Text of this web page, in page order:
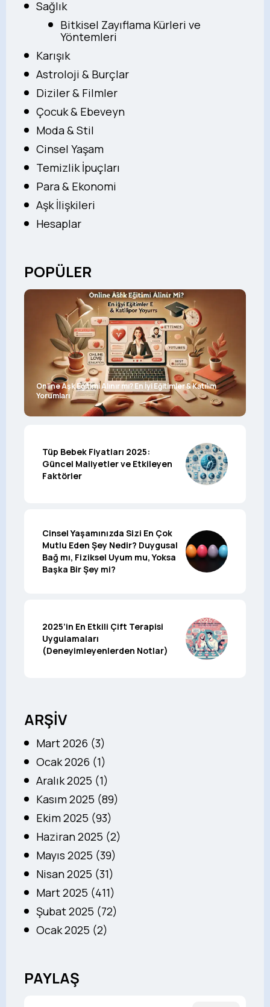
Sağlık
Bitkisel Zayıflama Kürleri ve
Yöntemleri
Karışık
Astroloji & Burçlar
Diziler & Filmler
Çocuk & Ebeveyn
Moda & Stil
Cinsel Yaşam
Temizlik İpuçları
Para & Ekonomi
Aşk İlişkileri
Hesaplar
POPÜLER
Online Aşk Eğitimi Alınır mı? En İyi Eğitimler & Katılım
Yorumları
Tüp Bebek Fiyatları 2025:
Güncel Maliyetler ve Etkileyen
Faktörler
Cinsel Yaşamınızda Sizi En Çok
Mutlu Eden Şey Nedir? Duygusal
Bağ mı, Fiziksel Uyum mu, Yoksa
Başka Bir Şey mi?
2025’in En Etkili Çift Terapisi
Uygulamaları
(Deneyimleyenlerden Notlar)
ARŞİV
Mart 2026 (3)
Ocak 2026 (1)
Aralık 2025 (1)
Kasım 2025 (89)
Ekim 2025 (93)
Haziran 2025 (2)
Mayıs 2025 (39)
Nisan 2025 (31)
Mart 2025 (411)
Şubat 2025 (72)
Ocak 2025 (2)
PAYLAŞ